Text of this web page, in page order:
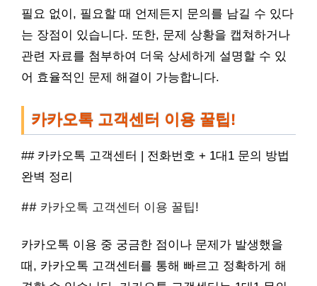
필요 없이, 필요할 때 언제든지 문의를 남길 수 있다
는 장점이 있습니다. 또한, 문제 상황을 캡쳐하거나
관련 자료를 첨부하여 더욱 상세하게 설명할 수 있
어 효율적인 문제 해결이 가능합니다.
카카오톡 고객센터 이용 꿀팁!
## 카카오톡 고객센터 | 전화번호 + 1대1 문의 방법
완벽 정리
## 카카오톡 고객센터 이용 꿀팁!
카카오톡 이용 중 궁금한 점이나 문제가 발생했을
때, 카카오톡 고객센터를 통해 빠르고 정확하게 해